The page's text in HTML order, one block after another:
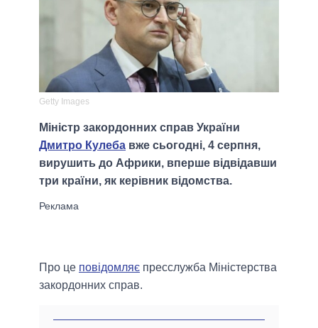
Getty Images
Міністр закордонних справ України
Дмитро Кулеба вже сьогодні, 4 серпня,
вирушить до Африки, вперше відвідавши
три країни, як керівник відомства.
Про це повідомляє пресслужба Міністерства
закордонних справ.